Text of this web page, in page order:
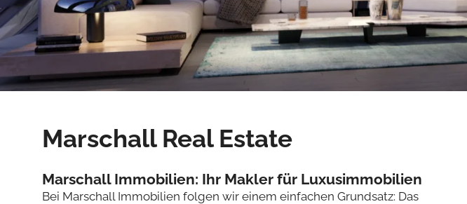
Marschall Real Estate
Marschall Immobilien: Ihr Makler für Luxusimmobilien
Bei Marschall Immobilien folgen wir einem einfachen Grundsatz: Das